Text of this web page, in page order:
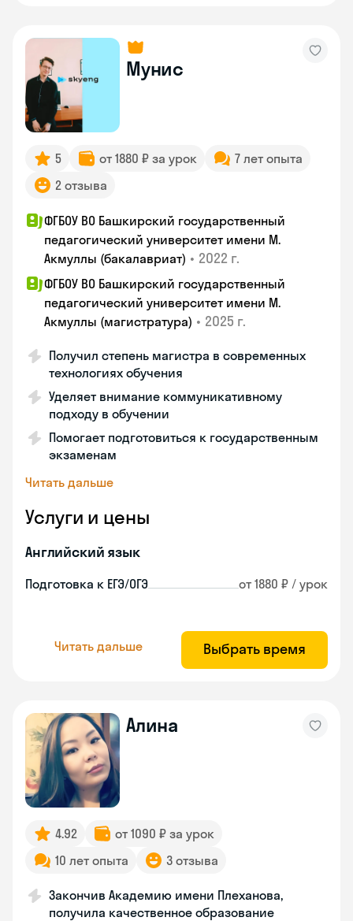
Мунис
5 от 1880 ₽ за урок
7 лет опыта
2 отзыва
ФГБОУ ВО Башкирский государственный
педагогический университет имени М.
Акмуллы (бакалавриат) • 2022 г.
ФГБОУ ВО Башкирский государственный
педагогический университет имени М.
Акмуллы (магистратура) • 2025 г.
Получил степень магистра в современных
технологиях обучения
Уделяет внимание коммуникативному
подходу в обучении
Помогает подготовиться к государственным
экзаменам
Читать дальше
Услуги и цены
Английский язык
Подготовка к ЕГЭ/ОГЭ от 1880 ₽ / урок
Читать дальше Выбрать время
Алина
4.92
от 1090 ₽ за урок
10 лет опыта
3 отзыва
Закончив Академию имени Плеханова,
получила качественное образование